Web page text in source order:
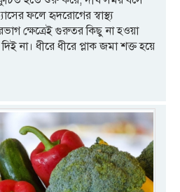
ফলে হৃদরোগের স্বাস্থ্য
ক্ষেত্রেই গুরুতর কিছু না হওয়া
না। ধীরে ধীরে প্লাক জমা শক্ত হয়ে